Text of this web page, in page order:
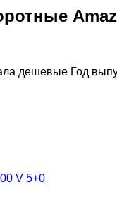
дешевые Год